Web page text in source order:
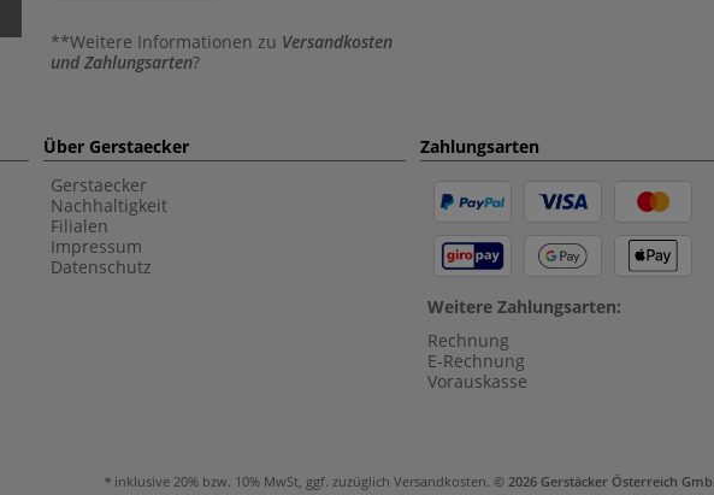
**Weitere Informationen zu Versandkosten
und Zahlungsarten?
Über Gerstaecker
Gerstaecker
Nachhaltigkeit
Filialen
Impressum
Datenschutz
Zahlungsarten
Weitere Zahlungsarten:
Rechnung
E-Rechnung
Vorauskasse
inklusive 20% bzw. 10% MwSt, ggf. zuzüglich Versandkosten. © 2026 Gerstäcker Österreich